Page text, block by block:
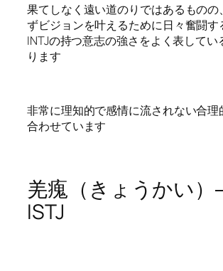
果てしなく遠い道のりではあるものの
ずビジョンを叶えるために日々奮闘す
INTJの持つ意志の強さをよく表してい
ります
非常に理知的で感情に流されない合理
合わせています
羌瘣（きょうかい
ISTJ